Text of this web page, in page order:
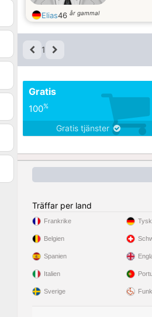
Elias46 år gammal
1
Gratis
100%
Gratis tjänster
Träffar per land
Frankrike
Belgien
Spanien
Italien
Sverige